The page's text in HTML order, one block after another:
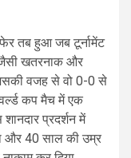
तब हुआ जब टूर्नामेंट
जैसी खतरनाक और
वजह से वो 0-0 से
कप मैच में एक
प्रदर्शन में
और 40 साल की उम्र